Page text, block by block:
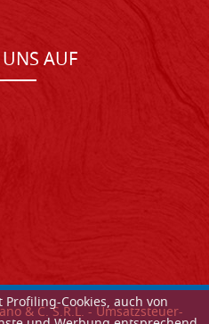
Cookies, auch von
AUF
& C. S.R.L. - Umsatzsteuer-